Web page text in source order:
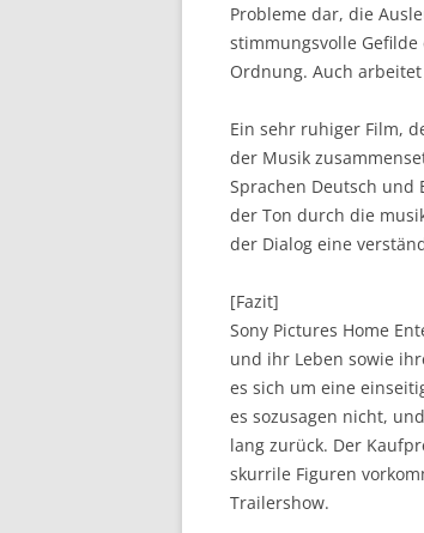
Probleme dar, die
stimmungsvolle
Ordnung. Auch
Ein sehr ruhiger Film,
der Musik
Sprachen Deutsch und
der Ton durch die
der Dialog eine
[Fazit]
Sony Pictures Home
und ihr Leben sowie
es sich um eine
es sozusagen nicht,
lang zurück. Der
skurrile Figuren
Trailershow.